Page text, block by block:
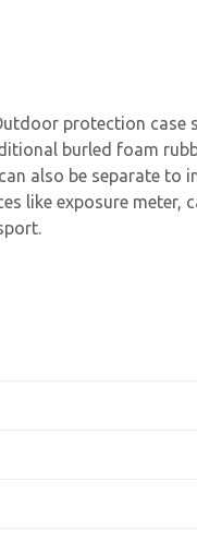
protection case
burled foam
also be separate to
like exposure meter,